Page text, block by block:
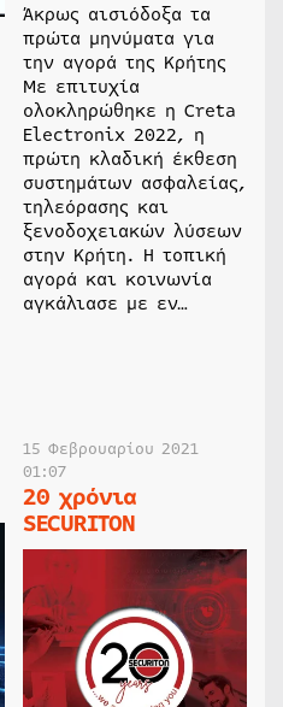
Άκρως αισιόδοξα τα
πρώτα μηνύματα για
την αγορά της Κρήτης
Με επιτυχία
ολοκληρώθηκε η Creta
Electronix 2022, η
πρώτη κλαδική έκθεση
συστημάτων ασφαλείας,
τηλεόρασης και
ξενοδοχειακών λύσεων
στην Κρήτη. Η τοπική
αγορά και κοινωνία
αγκάλιασε με εν…
15 Φεβρουαρίου 2021
01:07
20 χρόνια
SECURITON